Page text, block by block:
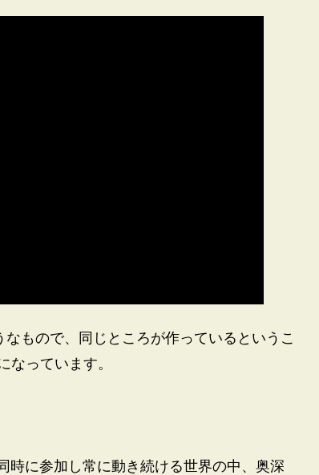
もので、同じところが作っているというこ
なっています。
に参加し常に動き続ける世界の中、奥深